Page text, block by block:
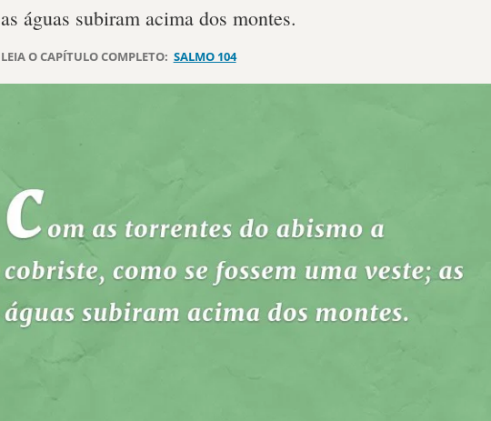
as águas subiram acima dos montes.
LEIA O CAPÍTULO COMPLETO: SALMO 104